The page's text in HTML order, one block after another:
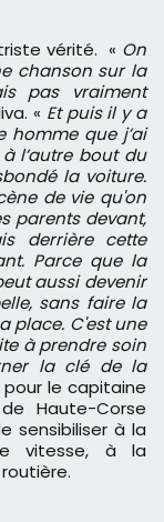
vérité. « On
chanson sur la
pas vraiment
« Et puis il y a
homme que j’ai
l’autre bout du
la voiture.
de vie qu'on
parents devant,
derrière cette
Parce que la
aussi devenir
sans faire la
place. C'est une
à prendre soin
la clé de la
pour le capitaine
Haute-Corse
sensibiliser à la
vitesse, à la